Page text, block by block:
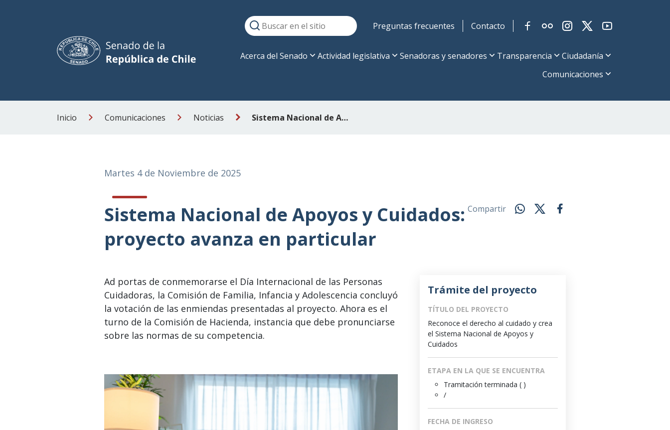
Preguntas frecuentes Contacto
Acerca del Senado Actividad legislativa Senadoras y senadores Transparencia
Ciudadanía
Comunicaciones
Inicio Comunicaciones Noticias Sistema Nacional de Apoyos y Cuidados: proyecto avanza en particular
Martes 4 de Noviembre de 2025
Sistema Nacional de Apoyos y Cuidados:
proyecto avanza en particular
Compartir
Ad portas de conmemorarse el Día Internacional de las Personas
Cuidadoras, la Comisión de Familia, Infancia y Adolescencia concluyó
la votación de las enmiendas presentadas al proyecto. Ahora es el
turno de la Comisión de Hacienda, instancia que debe pronunciarse
sobre las normas de su competencia.
Trámite del proyecto
TÍTULO DEL PROYECTO
Reconoce el derecho al cuidado y crea
el Sistema Nacional de Apoyos y
Cuidados
ETAPA EN LA QUE SE ENCUENTRA
Tramitación terminada ( )
/
FECHA DE INGRESO